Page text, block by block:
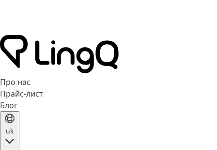
Про нас
Прайс-лист
Блог
uk